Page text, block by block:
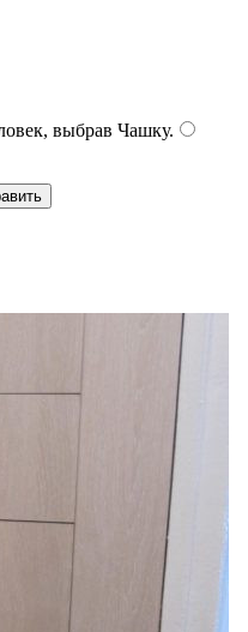
выбрав Чашку.